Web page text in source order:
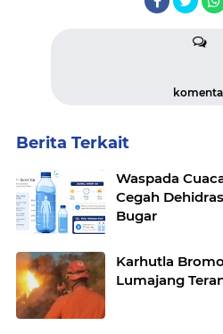
Berita Terkait
Waspada
Cegah
Bugar
Karhutla
Lumajang